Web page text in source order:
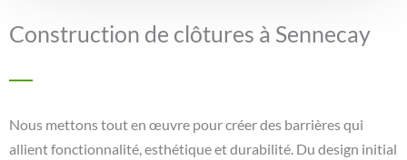
Construction de clôtures à Sennecay
Nous mettons tout en œuvre pour créer des barrières qui
allient fonctionnalité, esthétique et durabilité. Du design initial